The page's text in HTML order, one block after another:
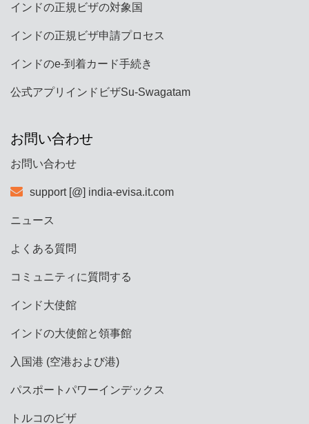
インドの正規ビザの対象国
インドの正規ビザ申請プロセス
インドのe-到着カード手続き
公式アプリインドビザSu-Swagatam
お問い合わせ
お問い合わせ
support [@] india-evisa.it.com
ニュース
よくある質問
コミュニティに質問する
インド大使館
インドの大使館と領事館
入国港 (空港および港)
パスポートパワーインデックス
トルコのビザ